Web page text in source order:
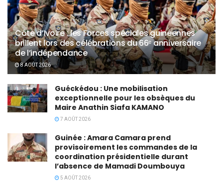
Côte d’Ivoire : les Forces spéciales guinéennes
brillent lors des célébrations du 66ᵉ anniversaire
de l’indépendance
8 AOÛT 2026
Guéckédou : Une mobilisation
exceptionnelle pour les obsèques du
Maire Anathin Siafa KAMANO
7 AOÛT 2026
Guinée : Amara Camara prend
provisoirement les commandes de la
coordination présidentielle durant
l’absence de Mamadi Doumbouya
5 AOÛT 2026